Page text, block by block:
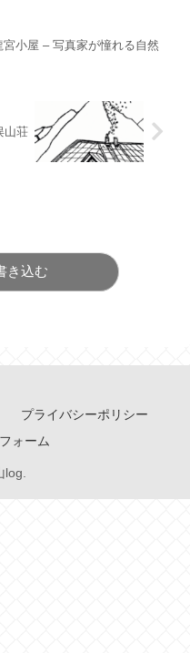
宮小屋 – 写真家が憧れる自然
山荘
き込む
プライバシーポリシー
ォーム